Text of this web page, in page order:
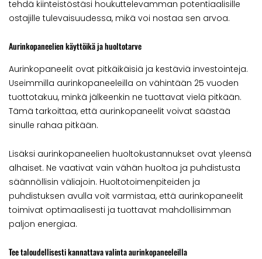
tehdä kiinteistöstäsi houkuttelevamman potentiaalisille
ostajille tulevaisuudessa, mikä voi nostaa sen arvoa.
Aurinkopaneelien käyttöikä ja huoltotarve
Aurinkopaneelit ovat pitkäikäisiä ja kestäviä investointeja.
Useimmilla aurinkopaneeleilla on vähintään 25 vuoden
tuottotakuu, minkä jälkeenkin ne tuottavat vielä pitkään.
Tämä tarkoittaa, että aurinkopaneelit voivat säästää
sinulle rahaa pitkään.
Lisäksi aurinkopaneelien huoltokustannukset ovat yleensä
alhaiset. Ne vaativat vain vähän huoltoa ja puhdistusta
säännöllisin väliajoin. Huoltotoimenpiteiden ja
puhdistuksen avulla voit varmistaa, että aurinkopaneelit
toimivat optimaalisesti ja tuottavat mahdollisimman
paljon energiaa.
Tee taloudellisesti kannattava valinta aurinkopaneeleilla